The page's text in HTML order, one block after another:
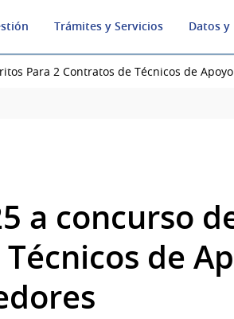
Trámites y Servicios Datos y
Para 2 Contratos de Técnicos de
a concurso
de